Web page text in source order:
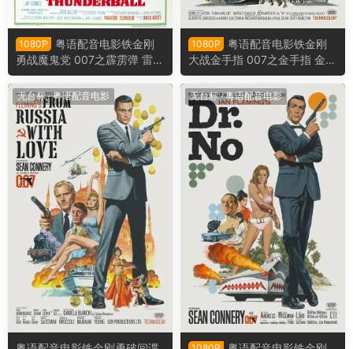
1080P
粤语配音电影铁金刚
勇战魔鬼党 007之霹雳弹 雷电
堡 Thunderball
1080P
粤语配音电影铁金刚
大战金手指 007之金手指 金手
指 Goldfinger
无台标·粤语配音电影 无台标·粤语配音电影